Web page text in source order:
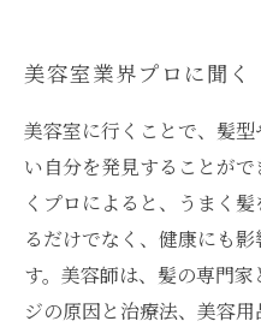
美容室業界プロに聞く
美容室に行くことで、髪
い自分を発見することが
くプロによると、うまく
るだけでなく、健康にも
す。美容師は、髪の専門
ジの原因と治療法、美容